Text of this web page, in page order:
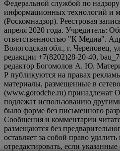
Федеральной службой по надзору
информационных технологий и
(Роскомнадзор). Реестровая
апреля 2020 года. Учредитель:
ответственностью "К Медиа".
Вологодская обл., г. Череповец,
редакции +7(8202)28-20-40,
редактор Богомолов А. Ю.
Р публикуются на правах
материалы, размещенные в
(www.gorodche.ru)
подлежат использованию
было форме без письменного
Сообщения и комментарии
размещаются без
оставляет за собой право
отредактировать, если